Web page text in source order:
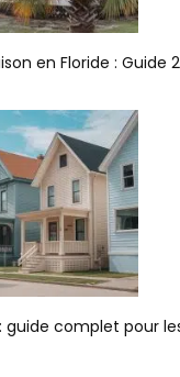
en Floride : Guide
: guide complet pour